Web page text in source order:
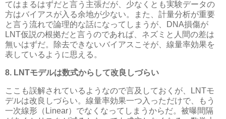
てはまるはずだと言う主張だが、少なくとも実験データの
方はバイアスが入る余地が少ない。また、計量分析が重要
と言う流れで論理的な話になってしまうが、DNA損傷が
LNT仮説の根拠だと言うのであれば、ネズミと人間の差は
無いはずだ。除去できないバイアスこそが、線量率効果を
表しているように思える。
8. LNTモデルは数式からして改良しづらい
ここも誤解されているようなので言及しておくが、LNTモ
デルは改良しづらい。線量率効果一つ入っただけで、もう
一次線形（Linear）でなくなってしまうからだ。被曝間隔